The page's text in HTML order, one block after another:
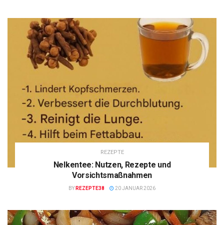
REZEPTE
Nelkentee: Nutzen, Rezepte und
Vorsichtsmaßnahmen
BY REZEPTE38 20 JANUAR 2026